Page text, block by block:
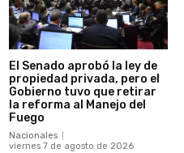
El Senado aprobó la ley de
propiedad privada, pero el
Gobierno tuvo que retirar
la reforma al Manejo del
Fuego
Nacionales
viernes 7 de agosto de 2026